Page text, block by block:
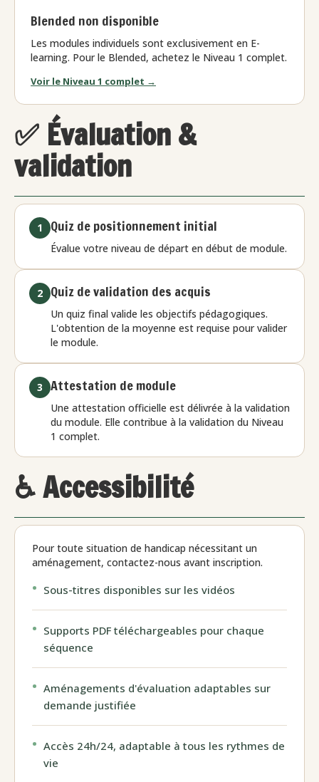
Blended non disponible
Les modules individuels sont exclusivement en E-
learning. Pour le Blended, achetez le Niveau 1 complet.
Voir le Niveau 1 complet →
✅ Évaluation &
validation
1 Quiz de positionnement initial
Évalue votre niveau de départ en début de module.
2 Quiz de validation des acquis
Un quiz final valide les objectifs pédagogiques.
L'obtention de la moyenne est requise pour valider
le module.
3 Attestation de module
Une attestation officielle est délivrée à la validation
du module. Elle contribue à la validation du Niveau
1 complet.
♿ Accessibilité
Pour toute situation de handicap nécessitant un
aménagement, contactez-nous avant inscription.
Sous-titres disponibles sur les vidéos
Supports PDF téléchargeables pour chaque
séquence
Aménagements d'évaluation adaptables sur
demande justifiée
Accès 24h/24, adaptable à tous les rythmes de
vie